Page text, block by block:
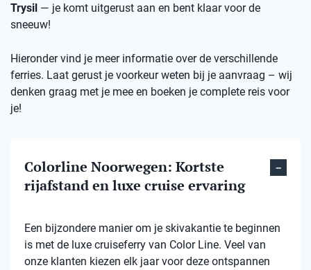
Trysil — je komt uitgerust aan en bent klaar voor de
sneeuw!
Hieronder vind je meer informatie over de verschillende
ferries. Laat gerust je voorkeur weten bij je aanvraag – wij
denken graag met je mee en boeken je complete reis voor
je!
Colorline Noorwegen: Kortste
rijafstand en luxe cruise ervaring
Een bijzondere manier om je skivakantie te beginnen
is met de luxe cruiseferry van Color Line. Veel van
onze klanten kiezen elk jaar voor deze ontspannen